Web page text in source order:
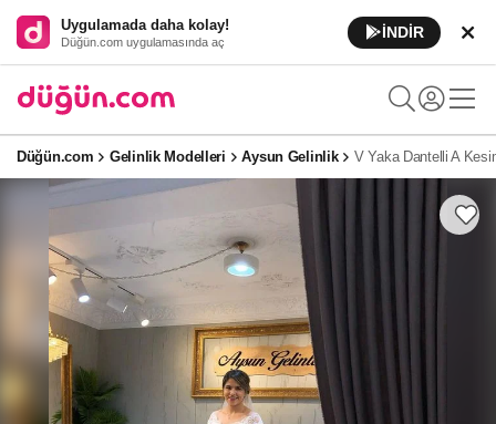
Uygulamada daha kolay!
Düğün.com uygulamasında aç
İNDİR
Düğün.com Gelinlik Modelleri Aysun Gelinlik V Yaka Dantelli A